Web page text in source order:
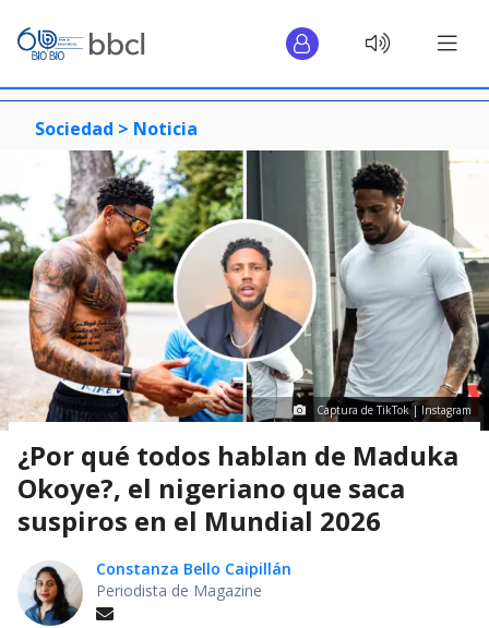
Sociedad > Noticia
Captura de TikTok | Instagram
¿Por qué todos hablan de Maduka
Okoye?, el nigeriano que saca
suspiros en el Mundial 2026
Constanza Bello Caipillán
Periodista de Magazine